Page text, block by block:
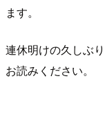
ます。
連休明けの久しぶ
お読みください。